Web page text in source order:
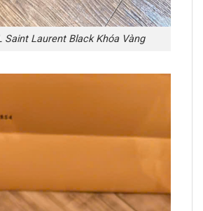
Saint Laurent Black Khóa Vàng